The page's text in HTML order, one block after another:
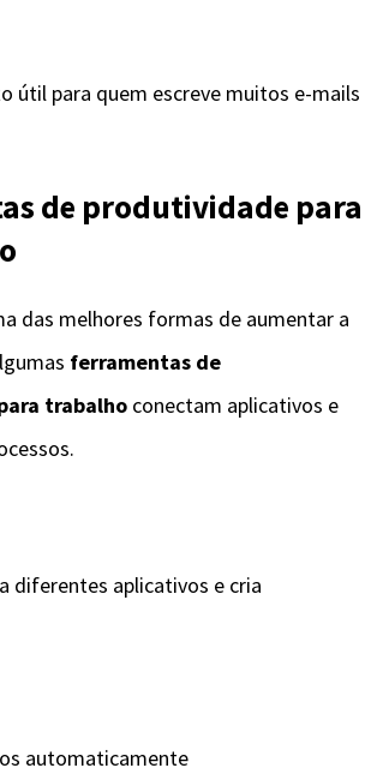
útil para quem escreve muitos e-mails
de produtividade para
das melhores formas de aumentar a
ferramentas de
trabalho conectam aplicativos e
diferentes aplicativos e cria
automaticamente